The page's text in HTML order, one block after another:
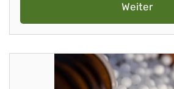
Weiter